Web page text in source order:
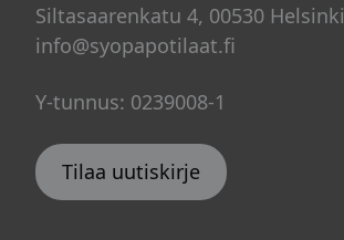
Siltasaarenkatu 4, 00530 Helsinki
info@syopapotilaat.fi
Y-tunnus: 0239008-1
Tilaa uutiskirje